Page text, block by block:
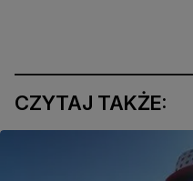
CZYTAJ TAKŻE: